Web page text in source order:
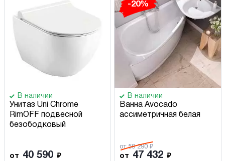
В наличии
Унитаз Uni Chrome
RimOFF подвесной
безободковый
от 40 590 ₽
-20%
В наличии
Ванна Avocado
ассиметричная белая
от 59 290 ₽
от 47 432 ₽